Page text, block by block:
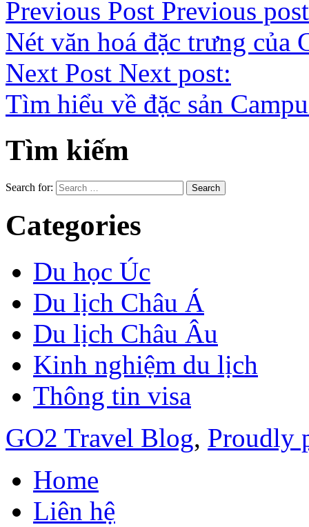
Previous Post Previous
Nét văn hoá đặc trưng của
Next Post Next post:
Tìm hiểu về đặc sản
Tìm kiếm
Search for:
Categories
Du học Úc
Du lịch Châu Á
Du lịch Châu Âu
Kinh nghiệm du lịch
Thông tin visa
GO2 Travel Blog, Proudly
Home
Liên hệ